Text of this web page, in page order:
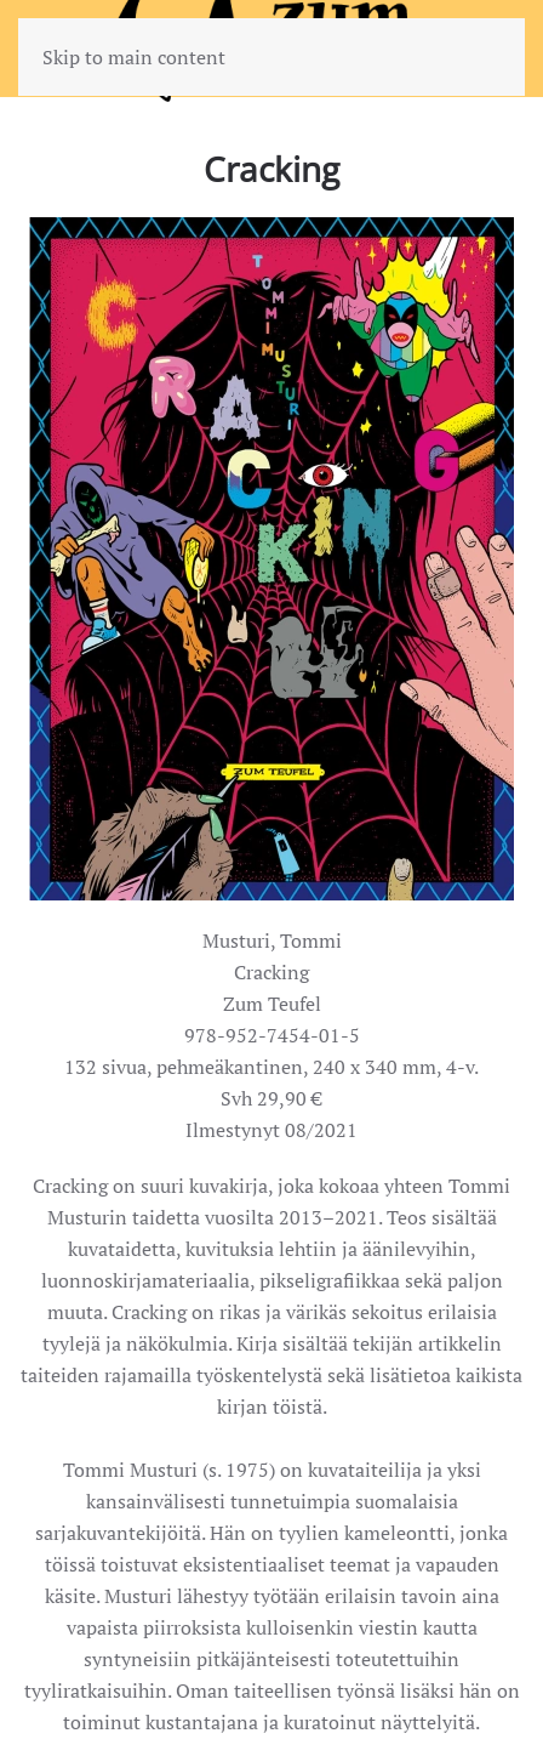
Skip to main content
Cracking
Musturi, Tommi
Cracking
Zum Teufel
978-952-7454-01-5
132 sivua, pehmeäkantinen, 240 x 340 mm, 4-v.
Svh 29,90 €
Ilmestynyt 08/2021
Cracking on suuri kuvakirja, joka kokoaa yhteen Tommi
Musturin taidetta vuosilta 2013–2021. Teos sisältää
kuvataidetta, kuvituksia lehtiin ja äänilevyihin,
luonnoskirjamateriaalia, pikseligrafiikkaa sekä paljon
muuta. Cracking on rikas ja värikäs sekoitus erilaisia
tyylejä ja näkökulmia. Kirja sisältää tekijän artikkelin
taiteiden rajamailla työskentelystä sekä lisätietoa kaikista
kirjan töistä.
Tommi Musturi (s. 1975) on kuvataiteilija ja yksi
kansainvälisesti tunnetuimpia suomalaisia
sarjakuvantekijöitä. Hän on tyylien kameleontti, jonka
töissä toistuvat eksistentiaaliset teemat ja vapauden
käsite. Musturi lähestyy työtään erilaisin tavoin aina
vapaista piirroksista kulloisenkin viestin kautta
syntyneisiin pitkäjänteisesti toteutettuihin
tyyliratkaisuihin. Oman taiteellisen työnsä lisäksi hän on
toiminut kustantajana ja kuratoinut näyttelyitä.